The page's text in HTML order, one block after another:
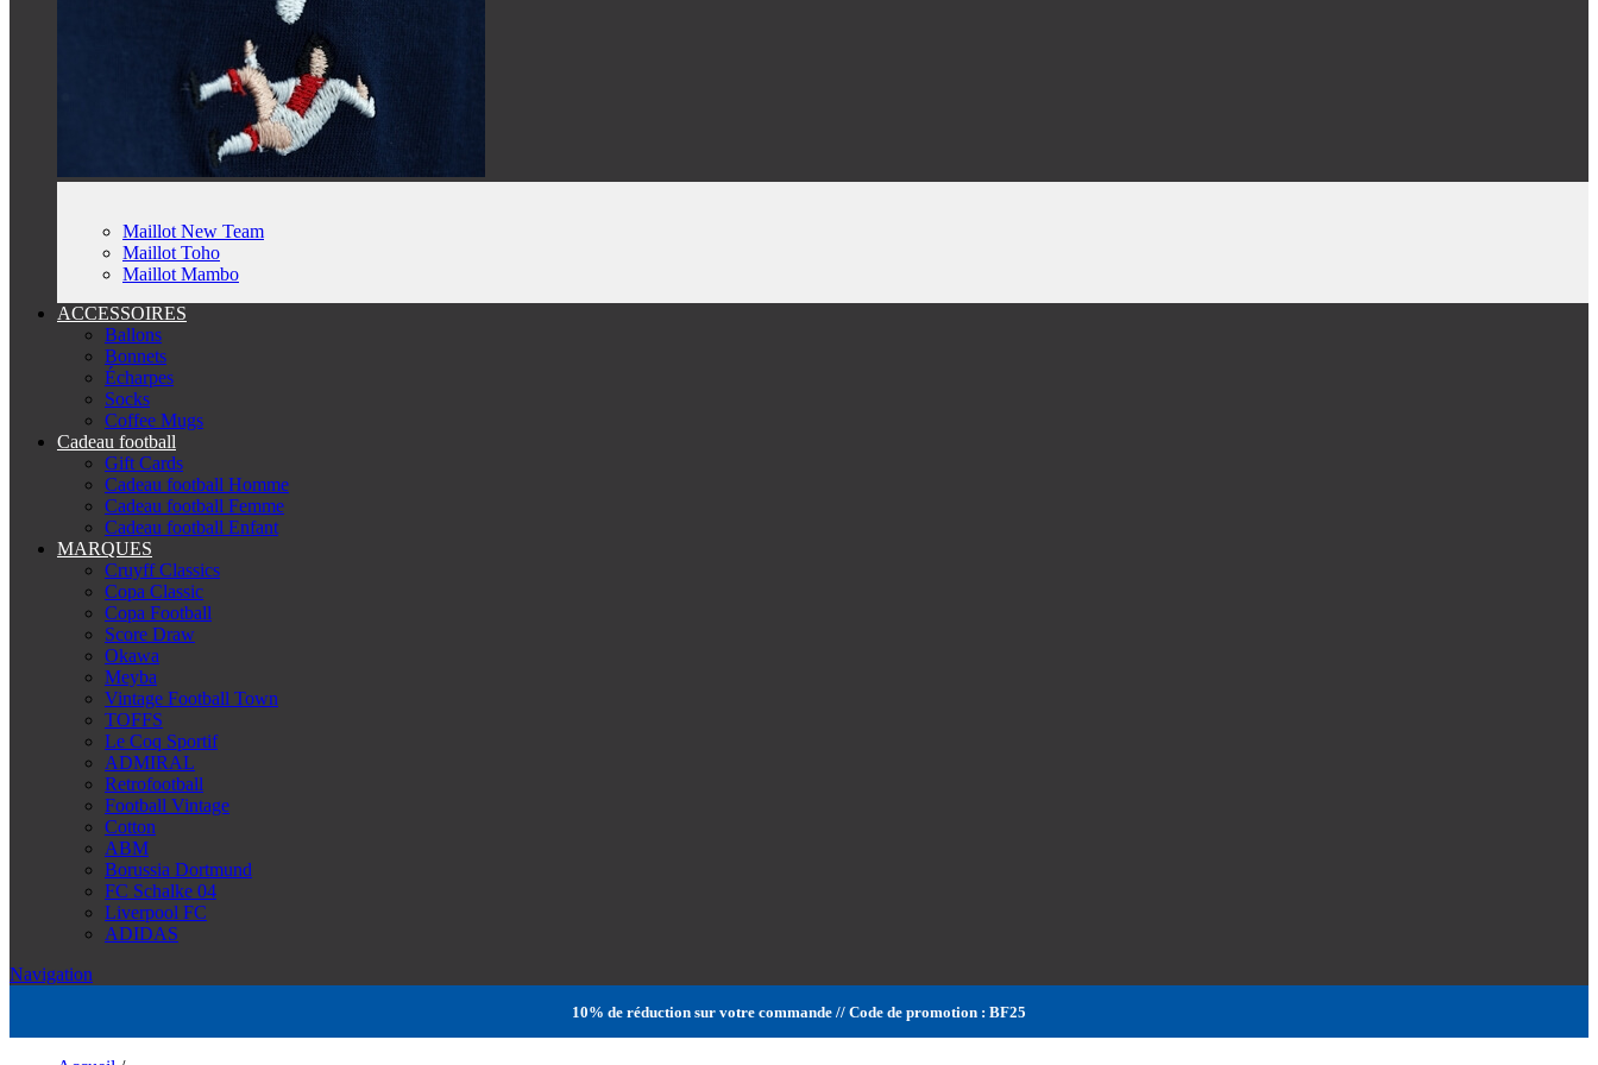
Maillot New Team
Maillot Toho
Maillot Mambo
ACCESSOIRES
Ballons
Bonnets
Écharpes
Socks
Coffee Mugs
Cadeau football
Gift Cards
Cadeau football Homme
Cadeau football Femme
Cadeau football Enfant
MARQUES
Cruyff Classics
Copa Classic
Copa Football
Score Draw
Okawa
Meyba
Vintage Football Town
TOFFS
Le Coq Sportif
ADMIRAL
Retrofootball
Football Vintage
Cotton
ABM
Borussia Dortmund
FC Schalke 04
Liverpool FC
ADIDAS
Navigation
10% de réduction sur votre commande // Code de promotion : BF25